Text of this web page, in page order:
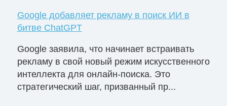
Google добавляет рекламу в поиск ИИ в
битве ChatGPT
Google заявила, что начинает встраивать
рекламу в свой новый режим искусственного
интеллекта для онлайн-поиска. Это
стратегический шаг, призванный пр...